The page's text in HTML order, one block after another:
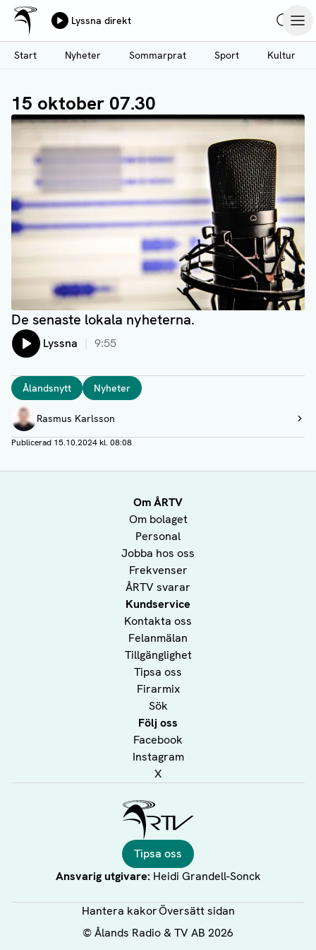
Hoppa
till
huvudinnehåll
Ålands Radio & TV
Lyssna direkt
Start
Nyheter Sommarprat Sport Kultur
15 oktober 07.30
De senaste lokala nyheterna.
Lyssna 9:55
Taggar
Ålandsnytt Nyheter
Författare
Rasmus Karlsson
Visa profil
Publicerad 15.10.2024 kl. 08:08
Om ÅRTV
Om bolaget
Personal
Jobba hos oss
Frekvenser
ÅRTV svarar
Kundservice
Kontakta oss
Felanmälan
Tillgänglighet
Tipsa oss
Firarmix
Sök
Följ oss
Facebook
Instagram
X
Tipsa oss
Ansvarig utgivare: Heidi Grandell-Sonck
Hantera kakorÖversätt sidan
©Ålands Radio & TV AB 2026